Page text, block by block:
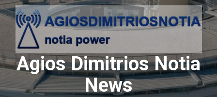
Agios Dimitrios Notia
News